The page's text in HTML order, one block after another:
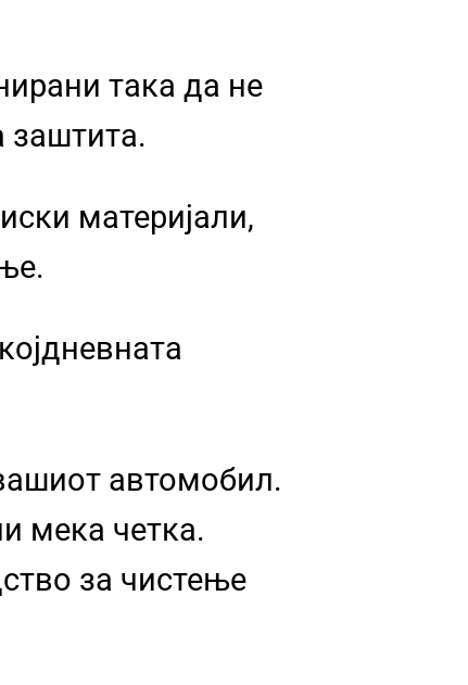
така да не
заштита.
материјали,
автомобил.
мека четка.
за чистење